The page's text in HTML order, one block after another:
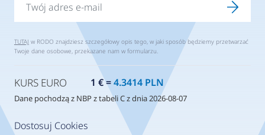
Dostosuj Cookies
TUTAJ w RODO znajdziesz szczegółowy opis tego, w jaki sposób będziemy przetwarzać
Twoje dane osobowe, przekazane nam w formularzu.
KURS EURO 1 € =4.3414 PLN
Dane pochodzą z NBP z tabeli C z dnia 2026-08-07